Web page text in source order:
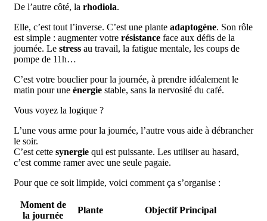
De l’autre côté, la rhodiola.
Elle, c’est tout l’inverse. C’est une plante adaptogène. Son rôle
est simple : augmenter votre résistance face aux défis de la
journée. Le stress au travail, la fatigue mentale, les coups de
pompe de 11h…
C’est votre bouclier pour la journée, à prendre idéalement le
matin pour une énergie stable, sans la nervosité du café.
Vous voyez la logique ?
L’une vous arme pour la journée, l’autre vous aide à débrancher
le soir.
C’est cette synergie qui est puissante. Les utiliser au hasard,
c’est comme ramer avec une seule pagaie.
Pour que ce soit limpide, voici comment ça s’organise :
Moment de
la journée
Plante
Objectif Principal